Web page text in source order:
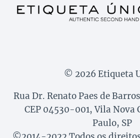
© 2026 Etiqueta
Rua Dr. Renato Paes de
CEP 04530-001, Vila Nova
Paulo, SP